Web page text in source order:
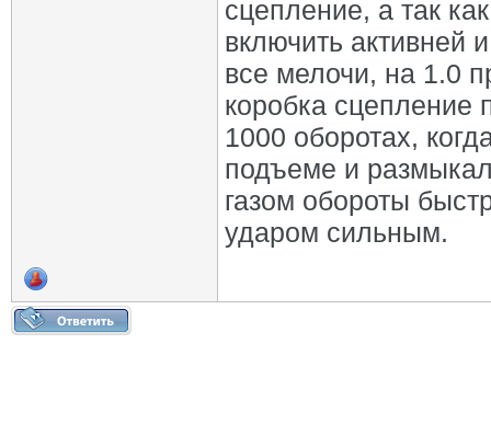
сцепление, а так
включить активней
все мелочи, на 1.0
коробка
1000 оборотах,
подъеме и
газом обороты
ударом сильным.